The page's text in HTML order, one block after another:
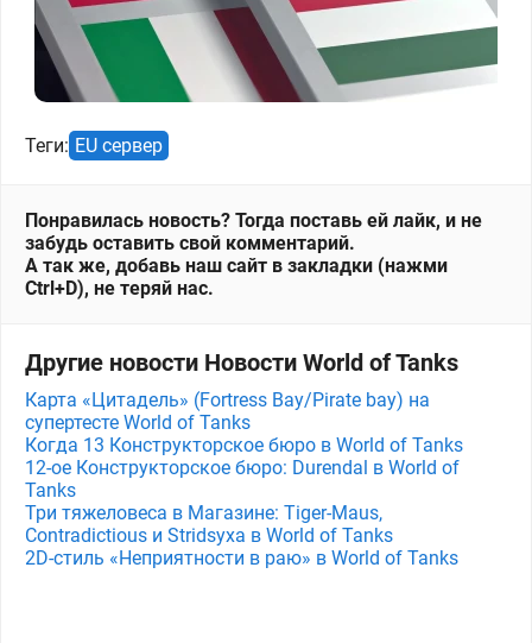
Теги: EU сервер
Понравилась новость? Тогда поставь ей лайк, и не
забудь оставить свой комментарий.
А так же, добавь наш сайт в закладки (нажми
Ctrl+D), не теряй нас.
Другие новости Новости World of Tanks
Карта «Цитадель» (Fortress Bay/Pirate bay) на
супертесте World of Tanks
Когда 13 Конструкторское бюро в World of Tanks
12-ое Конструкторское бюро: Durendal в World of
Tanks
Три тяжеловеса в Магазине: Tiger-Maus,
Contradictious и Stridsyxa в World of Tanks
2D-стиль «Неприятности в раю» в World of Tanks